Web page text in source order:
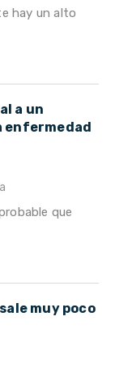
hay un alto
a un
enfermedad
que
muy poco